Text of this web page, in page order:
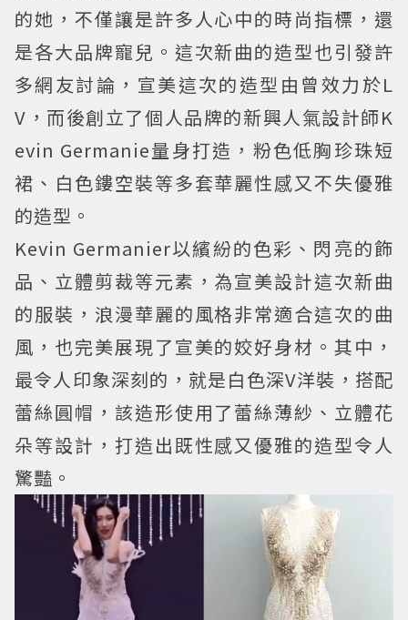
的她，不僅讓是許多人心中的時尚指標，還
是各大品牌寵兒。這次新曲的造型也引發許
多網友討論，宣美這次的造型由曾效力於L
V，而後創立了個人品牌的新興人氣設計師K
evin Germanie量身打造，粉色低胸珍珠短
裙、白色鏤空裝等多套華麗性感又不失優雅
的造型。
Kevin Germanier以繽紛的色彩、閃亮的飾
品、立體剪裁等元素，為宣美設計這次新曲
的服裝，浪漫華麗的風格非常適合這次的曲
風，也完美展現了宣美的姣好身材。其中，
最令人印象深刻的，就是白色深V洋裝，搭配
蕾絲圓帽，該造形使用了蕾絲薄紗、立體花
朵等設計，打造出既性感又優雅的造型令人
驚豔。